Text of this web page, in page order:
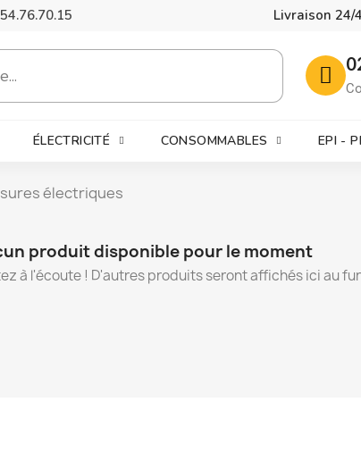
Livraison 24/
ÉLECTRICITÉ CONSOMMABLES EPI -
électriques
produit disponible pour le moment
à l'écoute ! D'autres produits seront affichés ici au